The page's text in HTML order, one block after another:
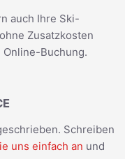
auch Ihre Ski-
Zusatzkosten
Buchung.
Schreiben
uns einfach an und